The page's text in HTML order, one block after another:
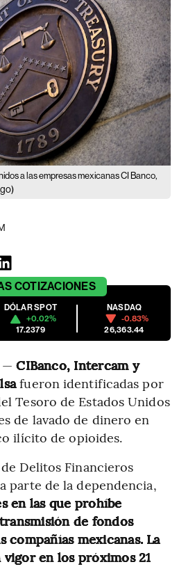
a las empresas mexicanas CI Banco,
COTIZACIONES
DÓLAR SPOT
+0.02%
17.2379
NASDAQ
-0.83%
26,363.44
—CIBanco, Intercam y
fueron identificadas por
Tesoro de Estados Unidos
de lavado de dinero en
ilícito de opioides.
Delitos Financieros
parte de la dependencia,
en las que prohíbe
de fondos
compañías mexicanas. La
en los próximos 21